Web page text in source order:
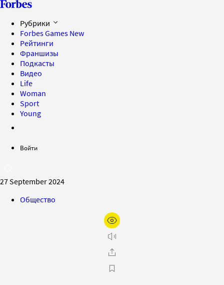
Рубрики
Forbes Games New
Рейтинги
Франшизы
Подкасты
Видео
Life
Woman
Sport
Young
Войти
27 September 2024
Общество